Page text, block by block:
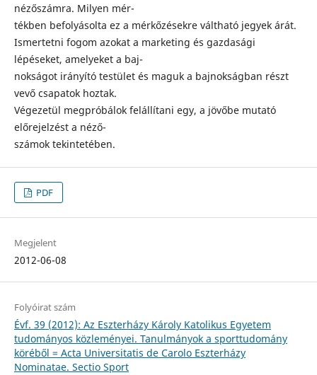
nézőszámra. Milyen mér-
tékben befolyásolta ez a mérkőzésekre váltható jegyek árát.
Ismertetni fogom azokat a marketing és gazdasági
lépéseket, amelyeket a baj-
nokságot irányító testület és maguk a bajnokságban részt
vevő csapatok hoztak.
Végezetül megpróbálok felállítani egy, a jövőbe mutató
előrejelzést a néző-
számok tekintetében.
PDF
Megjelent
2012-06-08
Folyóirat szám
Évf. 39 (2012): Az Eszterházy Károly Katolikus Egyetem
tudományos közleményei. Tanulmányok a sporttudomány
köréből = Acta Universitatis de Carolo Eszterházy
Nominatae. Sectio Sport